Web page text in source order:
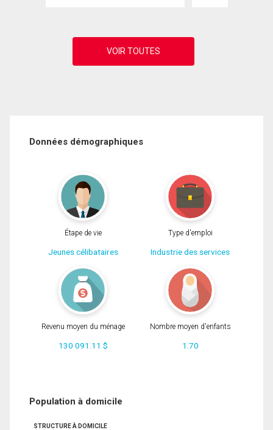
Données démographiques
Étape de vie
Jeunes célibataires
Type d'emploi
Industrie des services
Revenu moyen du ménage
130 091.11 $
Nombre moyen d'enfants
1.70
Population à domicile
STRUCTURE À DOMICILE